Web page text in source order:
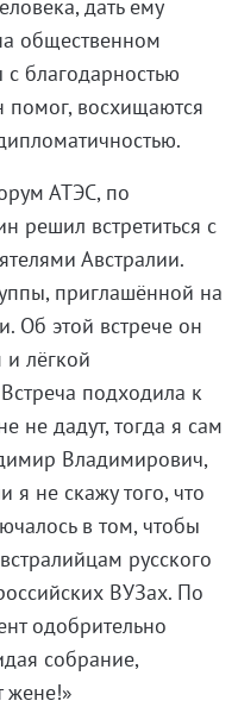
дать ему
общественном
благодарностью
помог, восхищаются
АТЭС, по
решил встретиться с
Австралии.
приглашённой на
Об этой встрече он
и лёгкой
подходила к
не дадут, тогда я сам
Владимирович,
я не скажу того, что
в том, чтобы
русского
ВУЗах. По
одобрительно
собрание,
жене!»